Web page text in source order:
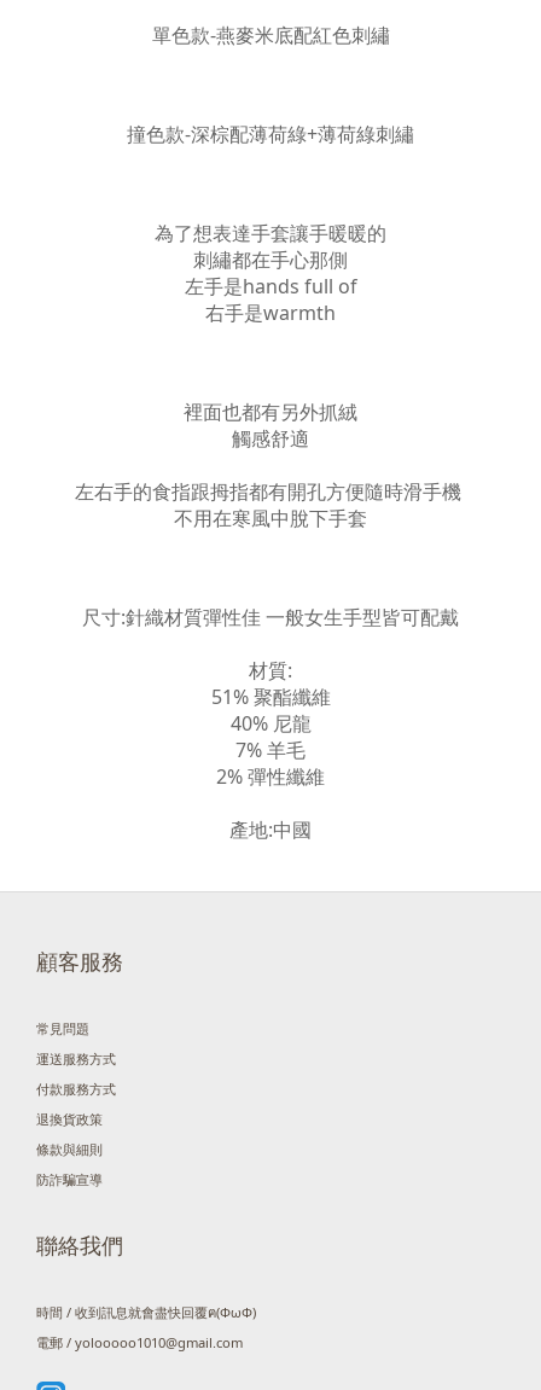
單色款-燕麥米底配紅色刺繡
撞色款-深棕配薄荷綠+薄荷綠刺繡
為了想表達手套讓手暖暖的
刺繡都在手心那側
左手是hands full of
右手是warmth
裡面也都有另外抓絨
觸感舒適
左右手的食指跟拇指都有開孔方便隨時滑手機
不用在寒風中脫下手套
尺寸:針織材質彈性佳 一般女生手型皆可配戴
材質:
51% 聚酯纖維
40% 尼龍
7% 羊毛
2% 彈性纖維
產地:中國
顧客服務
常見問題
運送服務方式
付款服務方式
退換貨政策
條款與細則
防詐騙宣導
聯絡我們
時間 / 收到訊息就會盡快回覆ฅ(ΦωΦ)
電郵 / yolooooo1010@gmail.com